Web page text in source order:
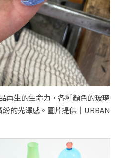
再生的生命力，各種顏色的玻璃
的光澤感。圖片提供｜URBAN